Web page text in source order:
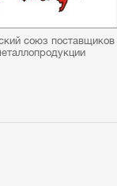
союз поставщиков